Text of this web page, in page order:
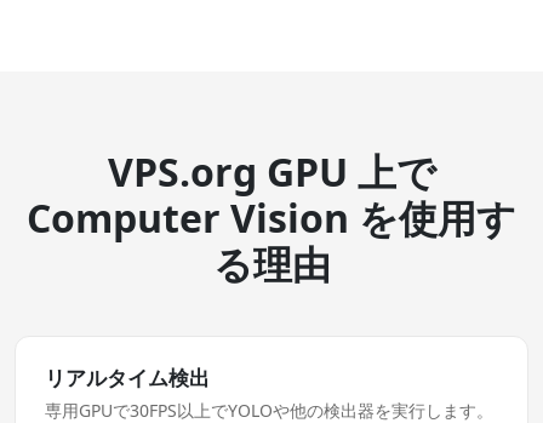
VPS.org GPU 上で
Computer Vision を使用す
る理由
リアルタイム検出
専用GPUで30FPS以上でYOLOや他の検出器を実行します。